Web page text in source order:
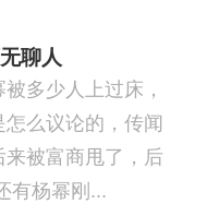
聊人
多少人上过床，
么议论的，传闻
被富商甩了，后
有杨幂刚...